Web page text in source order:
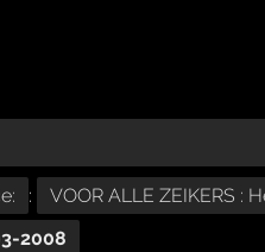
: VOOR ALLE ZEIKERS :
2008